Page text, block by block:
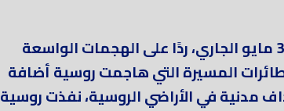
وبينت في البيان ان “في الفترة من 24 إلى 30 مايو الجاري، ردًا على الهجمات الواسعة
المسيرة التي هاجمت روسية أضافة
مدنية في الأراضي الروسية، نفذت روسية